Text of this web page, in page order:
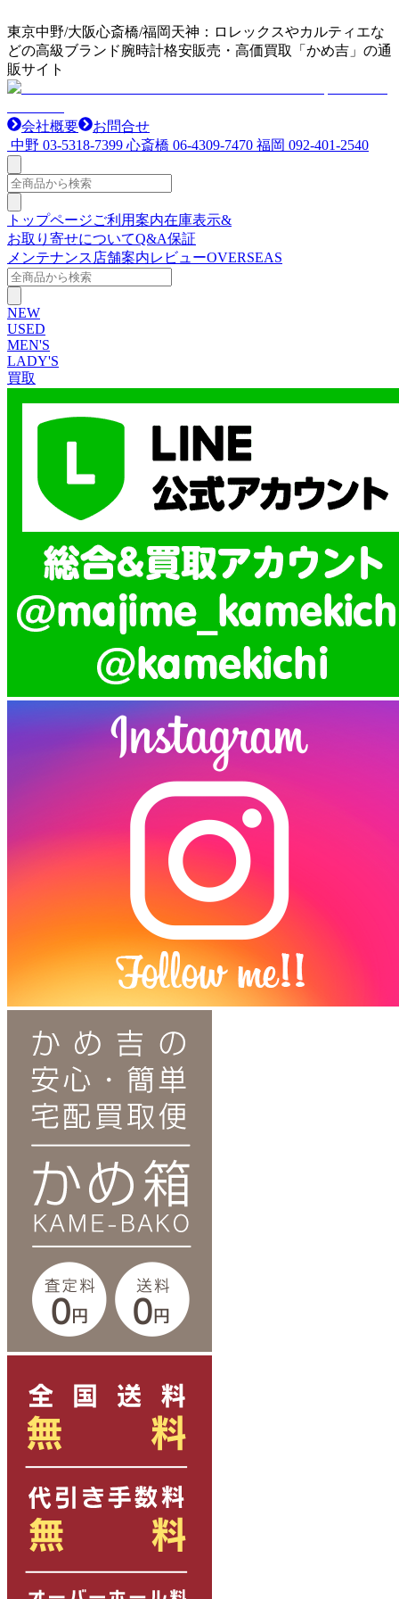
東京中野/大阪心斎橋/福岡天神：ロレックスやカルティエな
どの高級ブランド腕時計格安販売・高価買取「かめ吉」の通
販サイト
会社概要
お問合せ
中野 03-5318-7399 心斎橋 06-4309-7470 福岡 092-401-2540
トップページご利用案内在庫表示&
お取り寄せについてQ&A保証
メンテナンス 店舗案内レビューOVERSEAS
NEW
USED
MEN'S
LADY'S
買取